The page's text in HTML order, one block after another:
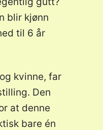
blir kjønn
til 6 år
kvinne, far
Den
at denne
bare én